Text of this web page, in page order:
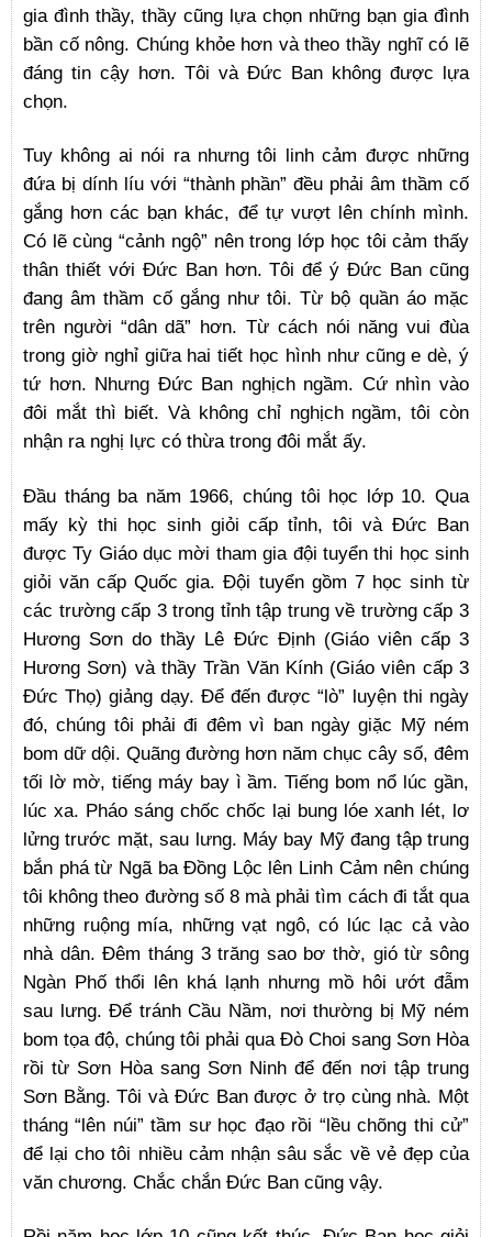
gia đình thầy, thầy cũng lựa chọn những bạn gia đình
bần cố nông. Chúng khỏe hơn và theo thầy nghĩ có lẽ
đáng tin cậy hơn. Tôi và Đức Ban không được lựa
chọn.
Tuy không ai nói ra nhưng tôi linh cảm được những
đứa bị dính líu với “thành phần” đều phải âm thầm cố
gắng hơn các bạn khác, để tự vượt lên chính mình.
Có lẽ cùng “cảnh ngộ” nên trong lớp học tôi cảm thấy
thân thiết với Đức Ban hơn. Tôi để ý Đức Ban cũng
đang âm thầm cố gắng như tôi. Từ bộ quần áo mặc
trên người “dân dã” hơn. Từ cách nói năng vui đùa
trong giờ nghỉ giữa hai tiết học hình như cũng e dè, ý
tứ hơn. Nhưng Đức Ban nghịch ngầm. Cứ nhìn vào
đôi mắt thì biết. Và không chỉ nghịch ngầm, tôi còn
nhận ra nghị lực có thừa trong đôi mắt ấy.
Đầu tháng ba năm 1966, chúng tôi học lớp 10. Qua
mấy kỳ thi học sinh giỏi cấp tỉnh, tôi và Đức Ban
được Ty Giáo dục mời tham gia đội tuyển thi học sinh
giỏi văn cấp Quốc gia. Đội tuyển gồm 7 học sinh từ
các trường cấp 3 trong tỉnh tập trung về trường cấp 3
Hương Sơn do thầy Lê Đức Định (Giáo viên cấp 3
Hương Sơn) và thầy Trần Văn Kính (Giáo viên cấp 3
Đức Thọ) giảng dạy. Để đến được “lò” luyện thi ngày
đó, chúng tôi phải đi đêm vì ban ngày giặc Mỹ ném
bom dữ dội. Quãng đường hơn năm chục cây số, đêm
tối lờ mờ, tiếng máy bay ì ầm. Tiếng bom nổ lúc gần,
lúc xa. Pháo sáng chốc chốc lại bung lóe xanh lét, lơ
lửng trước mặt, sau lưng. Máy bay Mỹ đang tập trung
bắn phá từ Ngã ba Đồng Lộc lên Linh Cảm nên chúng
tôi không theo đường số 8 mà phải tìm cách đi tắt qua
những ruộng mía, những vạt ngô, có lúc lạc cả vào
nhà dân. Đêm tháng 3 trăng sao bơ thờ, gió từ sông
Ngàn Phố thổi lên khá lạnh nhưng mồ hôi ướt đẫm
sau lưng. Để tránh Cầu Nầm, nơi thường bị Mỹ ném
bom tọa độ, chúng tôi phải qua Đò Choi sang Sơn Hòa
rồi từ Sơn Hòa sang Sơn Ninh để đến nơi tập trung
Sơn Bằng. Tôi và Đức Ban được ở trọ cùng nhà. Một
tháng “lên núi” tầm sư học đạo rồi “lều chõng thi cử”
để lại cho tôi nhiều cảm nhận sâu sắc về vẻ đẹp của
văn chương. Chắc chắn Đức Ban cũng vậy.